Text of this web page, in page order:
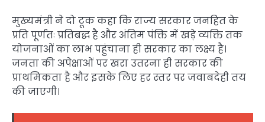
मुख्यमंत्री ने दो टूक कहा कि राज्य सरकार जनहित के
प्रति पूर्णतः प्रतिबद्ध है और अंतिम पंक्ति में खड़े व्यक्ति तक
योजनाओं का लाभ पहुंचाना ही सरकार का लक्ष्य है।
जनता की अपेक्षाओं पर खरा उतरना ही सरकार की
प्राथमिकता है और इसके लिए हर स्तर पर जवाबदेही तय
की जाएगी।